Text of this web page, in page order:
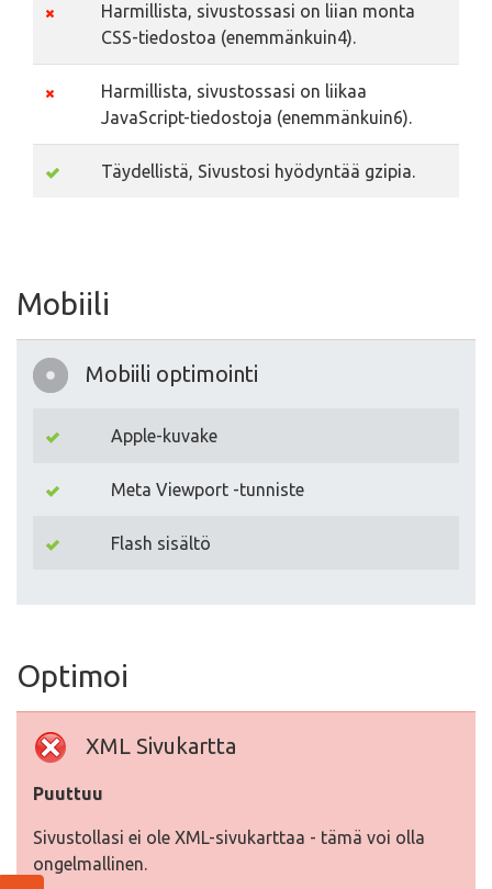
Harmillista, sivustossasi on liian monta
CSS-tiedostoa (enemmänkuin4).
Harmillista, sivustossasi on liikaa
JavaScript-tiedostoja (enemmänkuin6).
Täydellistä, Sivustosi hyödyntää gzipia.
Mobiili
Mobiili optimointi
Apple-kuvake
Meta Viewport -tunniste
Flash sisältö
Optimoi
XML Sivukartta
Puuttuu
Sivustollasi ei ole XML-sivukarttaa - tämä voi olla
ongelmallinen.